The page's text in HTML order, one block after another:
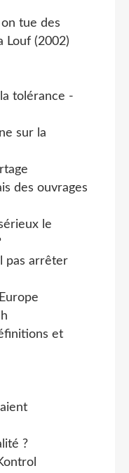
tue des
Louf (2002)
tolérance -
sur la
des ouvrages
le
pas arrêter
et
?